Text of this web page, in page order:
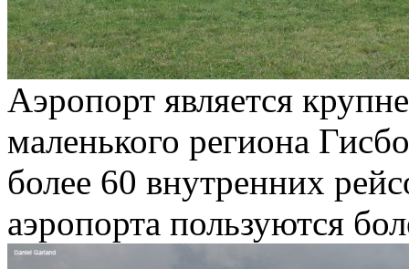
Аэропорт является
маленького региона
более 60 внутренних
аэропорта пользуются